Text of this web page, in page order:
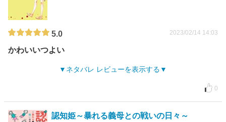
5.0 2023/02/14 14:03
かわいいつよい
ネタバレ レビューを表示する
0
認知姫～暴れる義母との戦いの日々～